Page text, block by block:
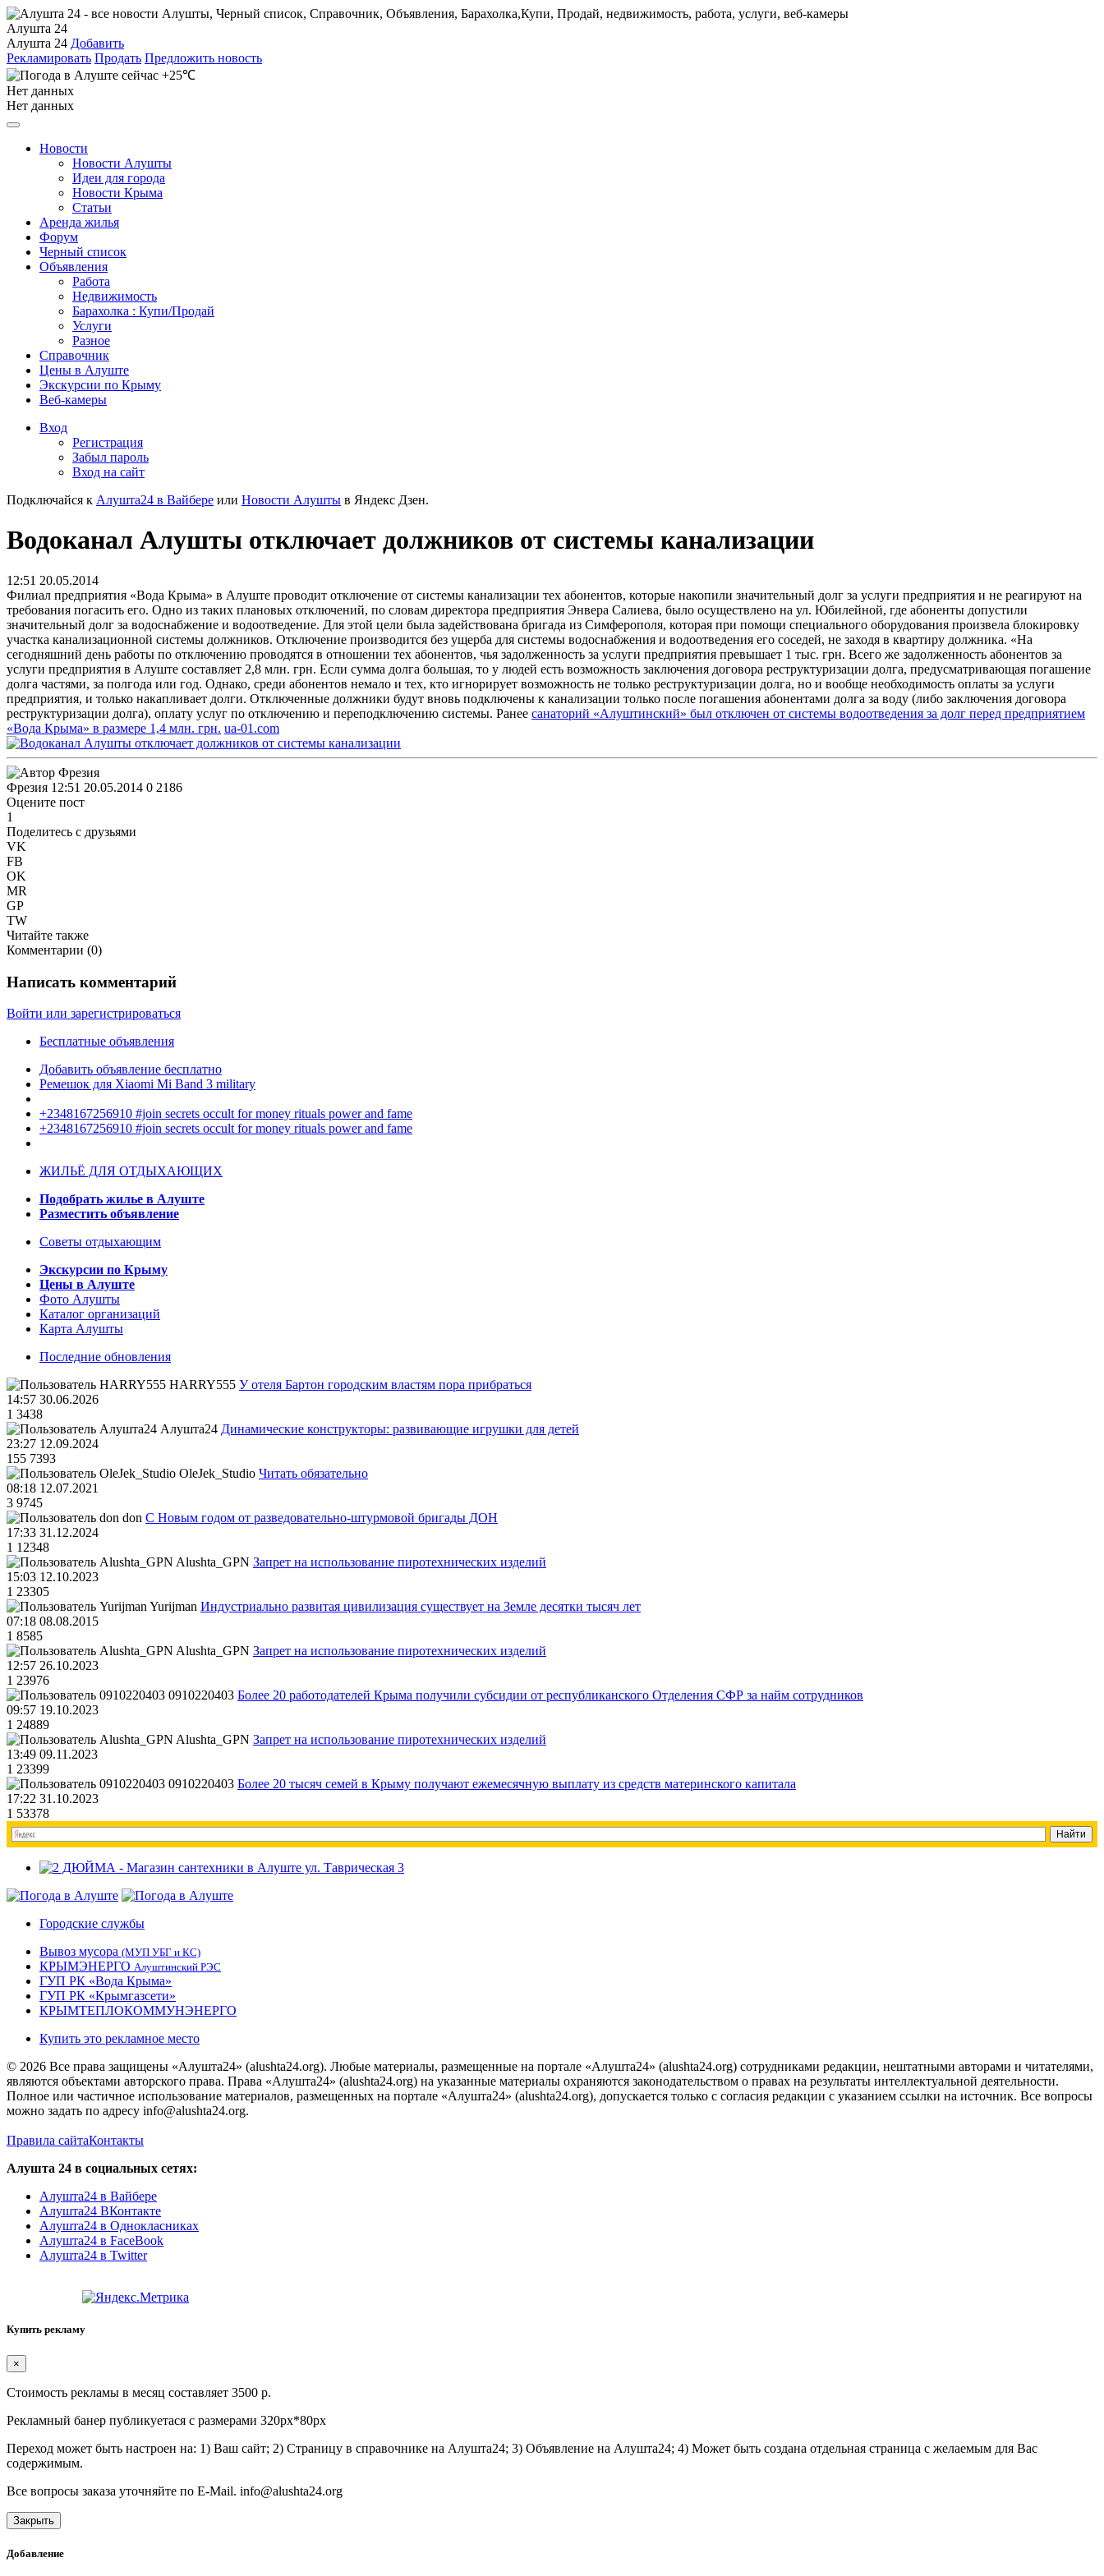
Алушта 24
Алушта 24 Добавить
Рекламировать Продать Предложить новость
+25℃
Нет данных
Нет данных
Новости
Новости Алушты
Идеи для города
Новости Крыма
Статьи
Аренда жилья
Форум
Черный список
Объявления
Работа
Недвижимость
Барахолка : Купи/Продай
Услуги
Разное
Справочник
Цены в Алуште
Экскурсии по Крыму
Веб-камеры
Вход
Регистрация
Забыл пароль
Вход на сайт
Подключайся к Алушта24 в Вайбере или Новости Алушты в Яндекс Дзен.
Водоканал Алушты отключает должников от системы канализации
12:51 20.05.2014
Филиал предприятия «Вода Крыма» в Алуште проводит отключение от системы канализации тех абонентов, которые накопили значительный долг за услуги предприятия и не реагируют на
требования погасить его. Одно из таких плановых отключений, по словам директора предприятия Энвера Салиева, было осуществлено на ул. Юбилейной, где абоненты допустили
значительный долг за водоснабжение и водоотведение. Для этой цели была задействована бригада из Симферополя, которая при помощи специального оборудования произвела блокировку
участка канализационной системы должников. Отключение производится без ущерба для системы водоснабжения и водоотведения его соседей, не заходя в квартиру должника. «На
сегодняшний день работы по отключению проводятся в отношении тех абонентов, чья задолженность за услуги предприятия превышает 1 тыс. грн. Всего же задолженность абонентов за
услуги предприятия в Алуште составляет 2,8 млн. грн. Если сумма долга большая, то у людей есть возможность заключения договора реструктуризации долга, предусматривающая погашение
долга частями, за полгода или год. Однако, среди абонентов немало и тех, кто игнорирует возможность не только реструктуризации долга, но и вообще необходимость оплаты за услуги
предприятия, и только накапливает долги. Отключенные должники будут вновь подключены к канализации только после погашения абонентами долга за воду (либо заключения договора
реструктуризации долга), оплату услуг по отключению и переподключению системы. Ранее санаторий «Алуштинский» был отключен от системы водоотведения за долг перед предприятием
«Вода Крыма» в размере 1,4 млн. грн. ua-01.com
Фрезия 12:51 20.05.2014 0 2186
Оцените пост
1
Поделитесь с друзьями
VK
FB
OK
MR
GP
TW
Читайте также
Комментарии (0)
Написать комментарий
Войти или зарегистрироваться
Бесплатные объявления
Добавить объявление бесплатно
Ремешок для Xiaomi Mi Band 3 military
+2348167256910 #join secrets occult for money rituals power and fame
+2348167256910 #join secrets occult for money rituals power and fame
ЖИЛЬЁ ДЛЯ ОТДЫХАЮЩИХ
Подобрать жилье в Алуште
Разместить объявление
Советы отдыхающим
Экскурсии по Крыму
Цены в Алуште
Фото Алушты
Каталог организаций
Карта Алушты
Последние обновления
HARRY555 У отеля Бартон городским властям пора прибраться
14:57 30.06.2026
1 3438
Алушта24 Динамические конструкторы: развивающие игрушки для детей
23:27 12.09.2024
155 7393
OleJek_Studio Читать обязательно
08:18 12.07.2021
3 9745
don С Новым годом от разведовательно-штурмовой бригады ДОН
17:33 31.12.2024
1 12348
Alushta_GPN Запрет на использование пиротехнических изделий
15:03 12.10.2023
1 23305
Yurijman Индустриально развитая цивилизация существует на Земле десятки тысяч лет
07:18 08.08.2015
1 8585
Alushta_GPN Запрет на использование пиротехнических изделий
12:57 26.10.2023
1 23976
0910220403 Более 20 работодателей Крыма получили субсидии от республиканского Отделения СФР за найм сотрудников
09:57 19.10.2023
1 24889
Alushta_GPN Запрет на использование пиротехнических изделий
13:49 09.11.2023
1 23399
0910220403 Более 20 тысяч семей в Крыму получают ежемесячную выплату из средств материнского капитала
17:22 31.10.2023
1 53378
Городские службы
Вывоз мусора (МУП УБГ и КС)
КРЫМЭНЕРГО Алуштинский РЭС
ГУП РК «Вода Крыма»
ГУП РК «Крымгазсети»
КРЫМТЕПЛОКОММУНЭНЕРГО
Купить это рекламное место
© 2026 Все права защищены «Алушта24» (alushta24.org). Любые материалы, размещенные на портале «Алушта24» (alushta24.org) сотрудниками редакции, нештатными авторами и читателями,
являются объектами авторского права. Права «Алушта24» (alushta24.org) на указанные материалы охраняются законодательством о правах на результаты интеллектуальной деятельности.
Полное или частичное использование материалов, размещенных на портале «Алушта24» (alushta24.org), допускается только с согласия редакции с указанием ссылки на источник. Все вопросы
можно задать по адресу info@alushta24.org.
Правила сайтаКонтакты
Алушта 24 в социальных сетях:
Алушта24 в Вайбере
Алушта24 ВКонтакте
Алушта24 в Однокласниках
Алушта24 в FaceBook
Алушта24 в Twitter
Купить рекламу
×
Стоимость рекламы в месяц составляет 3500 р.
Рекламный банер публикуетася с размерами 320px*80px
Переход может быть настроен на: 1) Ваш сайт; 2) Страницу в справочнике на Алушта24; 3) Объявление на Алушта24; 4) Может быть создана отдельная страница с желаемым для Вас
содержимым.
Все вопросы заказа уточняйте по E-Mail. info@alushta24.org
Закрыть
Добавление